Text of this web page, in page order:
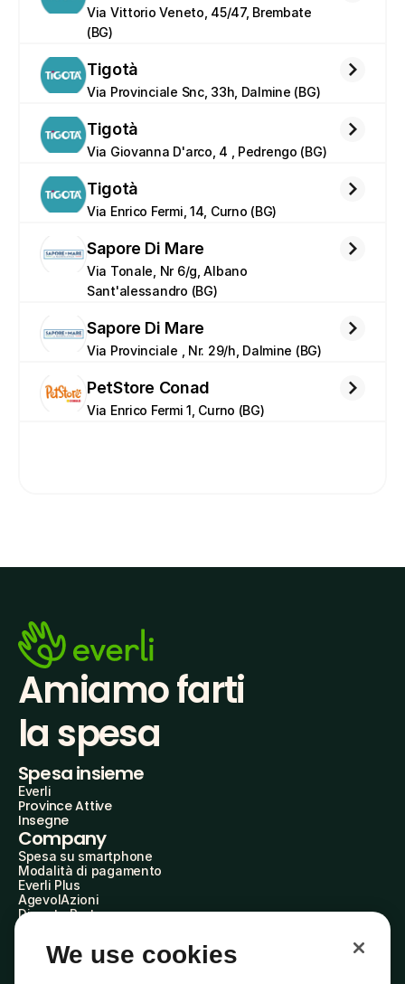
Via Vittorio Veneto, 45/47, Brembate
(BG)
Tigotà
Via Provinciale Snc, 33h, Dalmine (BG)
Tigotà
Via Giovanna D'arco, 4 , Pedrengo (BG)
Tigotà
Via Enrico Fermi, 14, Curno (BG)
Sapore Di Mare
Via Tonale, Nr 6/g, Albano
Sant'alessandro (BG)
Sapore Di Mare
Via Provinciale , Nr. 29/h, Dalmine (BG)
PetStore Conad
Via Enrico Fermi 1, Curno (BG)
Amiamo farti
la spesa
Spesa insieme
Everli
Province Attive
Insegne
Company
Spesa su smartphone
Modalità di pagamento
Everli Plus
AgevolAzioni
Diventa Partner
Everli Shoppers
About Us
We use cookies